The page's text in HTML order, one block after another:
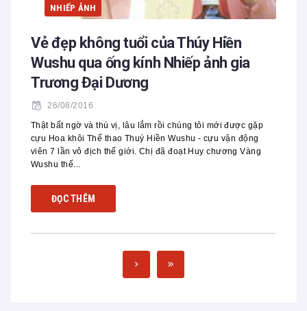
NHIẾP ẢNH
Vẻ đẹp không tuổi của Thúy Hiền
Wushu qua ống kính Nhiếp ảnh gia
Trương Đại Dương
26/08/2016
Thật bất ngờ và thú vị, lâu lắm rồi chúng tôi mới được gặp
cựu Hoa khôi Thể thao Thuý Hiền Wushu - cựu vận động
viên 7 lần vô địch thế giới. Chị đã đoạt Huy chương Vàng
Wushu thế...
ĐỌC THÊM